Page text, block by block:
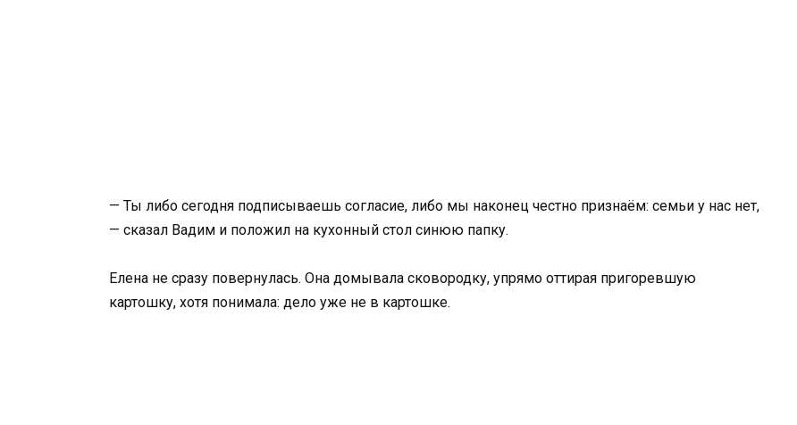
— Ты либо сегодня подписываешь согласие, либо мы наконец честно признаём: семьи у нас нет,
— сказал Вадим и положил на кухонный стол синюю папку.
Елена не сразу повернулась. Она домывала сковородку, упрямо оттирая пригоревшую
картошку, хотя понимала: дело уже не в картошке.